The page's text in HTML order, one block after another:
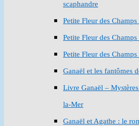
scaphandre
Petite Fleur des
Petite Fleur des
Petite Fleur des
Ganaël et les fantômes
Livre Ganaël –
la-Mer
Ganaël et Agathe : le